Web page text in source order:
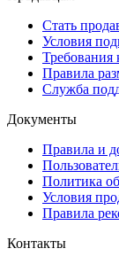
Стать
Условия
Требования
Правила
Служба
Документы
Правила и
Политика
Условия
Правила
Контакты